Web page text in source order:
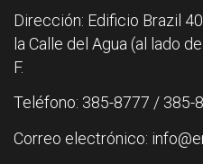
Dirección: Edificio Brazil
la Calle del Agua (al lado
F.
Teléfono: 385-8777 / 385-
Correo electrónico: